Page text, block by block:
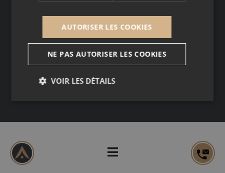
Mentions légales
Données personnelles
AUTORISER LES COOKIES
NE PAS AUTORISER LES COOKIES
VOIR LES DÉTAILS
Nécessaire Performance
Ciblage
Cookies nécessaires au fonctionnement du site